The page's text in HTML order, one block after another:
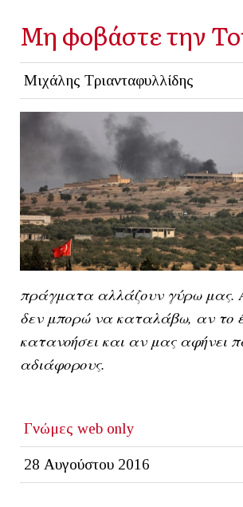
Μη φοβάστε την
Μιχάλης Τριανταφυλλίδης
πράγματα αλλάζουν γύρω μας.
δεν μπορώ να καταλάβω, αν το
κατανοήσει και αν μας αφήνει
αδιάφορους.
Γνώμες web only
28 Αυγούστου 2016